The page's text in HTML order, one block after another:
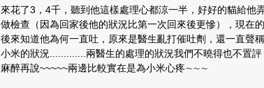
來花了3，4千，聽到他這樣處理心都涼一半，好好的貓給
做檢查（因為回家後他的狀況比第一次回來後更慘），現在
後來知道他為何一直吐，原來是醫生亂打催吐劑，還一直聲
小米的狀況.............兩醫生的處理的狀況我們不曉得也不置
麻醉再說~~~~~兩邊比較實在是為小米心疼∼∼∼